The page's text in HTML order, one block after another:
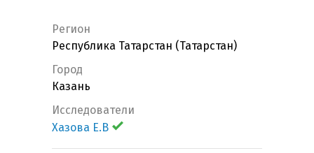
Регион
Республика Татарстан (Татарстан)
Город
Казань
Исследователи
Хазова Е.В